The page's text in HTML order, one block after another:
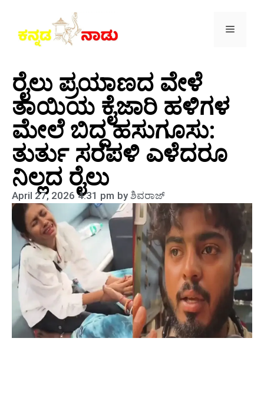
ರೈಲು ಪ್ರಯಾಣದ ವೇಳೆ
ತಾಯಿಯ ಕೈಜಾರಿ ಹಳಿಗಳ
ಮೇಲೆ ಬಿದ್ದ ಹಸುಗೂಸು:
ತುರ್ತು ಸರಪಳಿ ಎಳೆದರೂ
ನಿಲ್ಲದ ರೈಲು
April 27, 2026 4:31 pm byಶಿವರಾಜ್